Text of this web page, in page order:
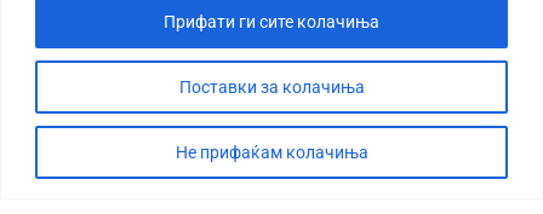
Поставки за колачиња
Не прифаќам колачиња
Прифати ги сите колачиња